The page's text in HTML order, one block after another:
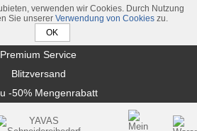
verwenden wir Cookies. Durch Nutzung
Sie unserer Verwendung von Cookieszu.
Premium Service
Blitzversand
-50% Mengenrabatt